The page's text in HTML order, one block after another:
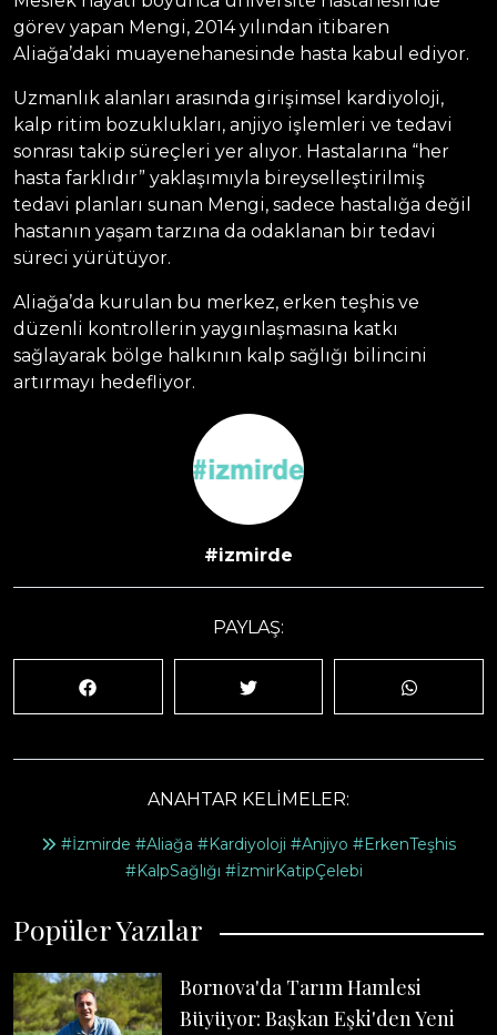
#izmirde
PAYLAŞ:
ANAHTAR KELİMELER:
#İzmirde #Aliağa #Kardiyoloji #Anjiyo #ErkenTeşhis
#KalpSağlığı #İzmirKatipÇelebi
görev yapan Mengi, 2014 yılından itibaren
Aliağa’daki muayenehanesinde hasta kabul ediyor.
Uzmanlık alanları arasında girişimsel kardiyoloji,
kalp ritim bozuklukları, anjiyo işlemleri ve tedavi
sonrası takip süreçleri yer alıyor. Hastalarına “her
hasta farklıdır” yaklaşımıyla bireyselleştirilmiş
tedavi planları sunan Mengi, sadece hastalığa değil
hastanın yaşam tarzına da odaklanan bir tedavi
süreci yürütüyor.
Aliağa’da kurulan bu merkez, erken teşhis ve
düzenli kontrollerin yaygınlaşmasına katkı
sağlayarak bölge halkının kalp sağlığı bilincini
artırmayı hedefliyor.
Popüler Yazılar
Bornova'da Tarım Hamlesi
Büyüyor: Başkan Eşki'den Yeni